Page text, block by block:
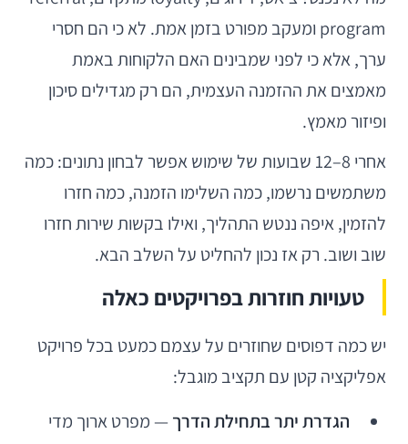
program ומעקב מפורט בזמן אמת. לא כי הם חסרי
ערך, אלא כי לפני שמבינים האם הלקוחות באמת
מאמצים את ההזמנה העצמית, הם רק מגדילים סיכון
ופיזור מאמץ.
אחרי 8–12 שבועות של שימוש אפשר לבחון נתונים: כמה
משתמשים נרשמו, כמה השלימו הזמנה, כמה חזרו
להזמין, איפה ננטש התהליך, ואילו בקשות שירות חזרו
שוב ושוב. רק אז נכון להחליט על השלב הבא.
טעויות חוזרות בפרויקטים כאלה
יש כמה דפוסים שחוזרים על עצמם כמעט בכל פרויקט
אפליקציה קטן עם תקציב מוגבל:
הגדרת יתר בתחילת הדרך — מפרט ארוך מדי